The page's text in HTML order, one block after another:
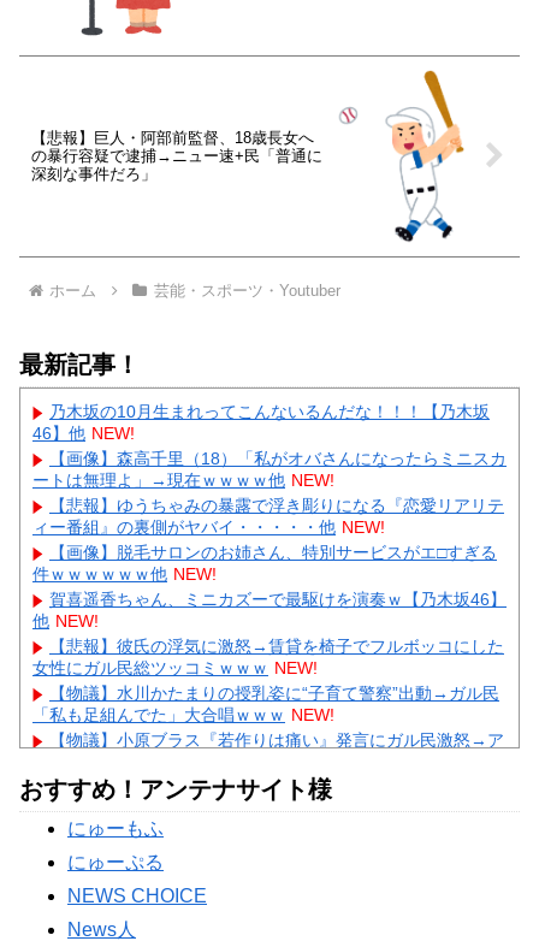
【悲報】巨人・阿部前監督、18歳長女へ
の暴行容疑で逮捕→ニュー速+民「普通に
深刻な事件だろ」
ホーム 芸能・スポーツ・Youtuber
最新記事！
乃木坂の10月生まれってこんないるんだな！！！【乃木坂
46】他 NEW!
【画像】森高千里（18）「私がオバさんになったらミニスカ
ートは無理よ」→現在ｗｗｗｗ他 NEW!
【悲報】ゆうちゃみの暴露で浮き彫りになる『恋愛リアリテ
ィー番組』の裏側がヤバイ・・・・・他 NEW!
【画像】脱毛サロンのお姉さん、特別サービスがエ□すぎる
件ｗｗｗｗｗｗ他 NEW!
賀喜遥香ちゃん、ミニカズーで最駆けを演奏ｗ【乃木坂46】
他 NEW!
【悲報】彼氏の浮気に激怒→賃貸を椅子でフルボッコにした
女性にガル民総ツッコミｗｗｗ NEW!
【物議】水川かたまりの授乳姿に“子育て警察”出動→ガル民
「私も足組んでた」大合唱ｗｗｗ NEW!
【物議】小原ブラス『若作りは痛い』発言にガル民激怒→ア
【物議】長瀬智也の“スネハラ”謝罪ネタにガル民総ツッコミ
→まさかのオチにｗｗｗ
【完全まとめ】親の介護と老後の不安｜ガル民のリアル体験
談を総整理
Powered by livedoor 相互RSS
おすすめ！アンテナサイト様
にゅーもふ
にゅーぷる
NEWS CHOICE
News人